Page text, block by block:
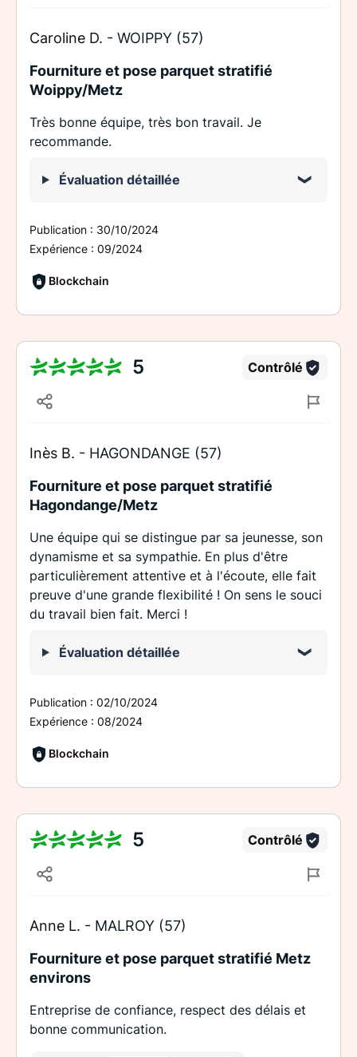
Caroline D. - WOIPPY (57)
Fourniture et pose parquet stratifié
Woippy/Metz
Très bonne équipe, très bon travail. Je
recommande.
Évaluation détaillée
Publication : 30/10/2024
Expérience : 09/2024
Blockchain
5 Contrôlé
Inès B. - HAGONDANGE (57)
Fourniture et pose parquet stratifié
Hagondange/Metz
Une équipe qui se distingue par sa jeunesse, son
dynamisme et sa sympathie. En plus d'être
particulièrement attentive et à l'écoute, elle fait
preuve d'une grande flexibilité ! On sens le souci
du travail bien fait. Merci !
Évaluation détaillée
Publication : 02/10/2024
Expérience : 08/2024
Blockchain
5 Contrôlé
Anne L. - MALROY (57)
Fourniture et pose parquet stratifié Metz
environs
Entreprise de confiance, respect des délais et
bonne communication.